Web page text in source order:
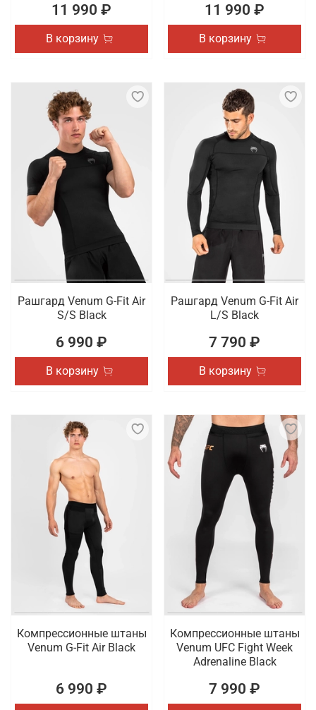
11 990 ₽
В корзину
11 990 ₽
В корзину
Рашгард Venum G-Fit Air
S/S Black
6 990 ₽
В корзину
Рашгард Venum G-Fit Air
L/S Black
7 790 ₽
В корзину
Компрессионные штаны
Venum G-Fit Air Black
6 990 ₽
Компрессионные штаны
Venum UFC Fight Week
Adrenaline Black
7 990 ₽